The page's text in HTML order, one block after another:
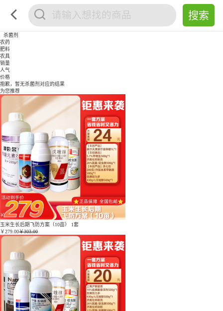
杀菌剂
农药
肥料
农具
销量
人气
价格
抱歉，暂无杀菌剂对应的结果
为您推荐
玉米生长后期飞防方案（10亩） 1套
￥279.00￥303.00